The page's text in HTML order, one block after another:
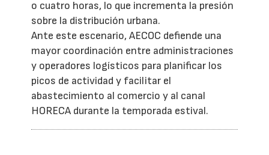
o cuatro horas, lo que incrementa la presión
sobre la distribución urbana.
Ante este escenario, AECOC defiende una
mayor coordinación entre administraciones
y operadores logísticos para planificar los
picos de actividad y facilitar el
abastecimiento al comercio y al canal
HORECA durante la temporada estival.